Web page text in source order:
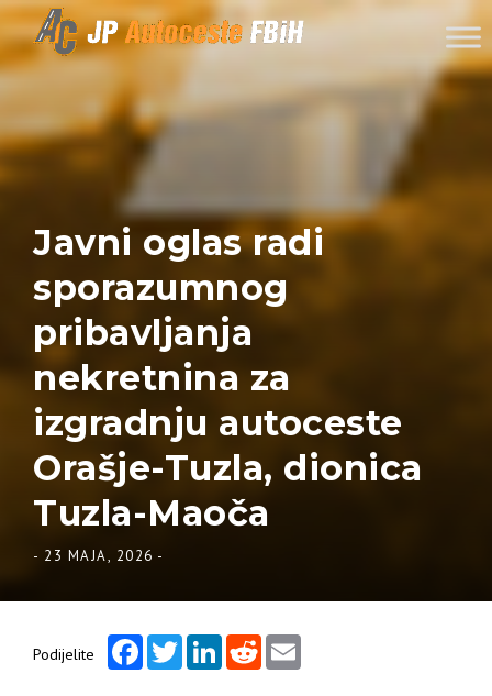
Skip to content
Javni oglas radi
sporazumnog
pribavljanja
nekretnina za
izgradnju autoceste
Orašje-Tuzla, dionica
Tuzla-Maoča
- 23 MAJA, 2026 -
Podijelite
FacebookTwitterLinkedInReddit